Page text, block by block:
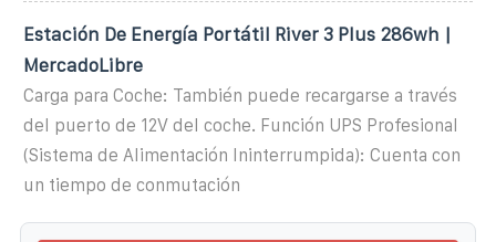
Estación De Energía Portátil River 3 Plus 286wh |
MercadoLibre
Carga para Coche: También puede recargarse a través
del puerto de 12V del coche. Función UPS Profesional
(Sistema de Alimentación Ininterrumpida): Cuenta con
un tiempo de conmutación